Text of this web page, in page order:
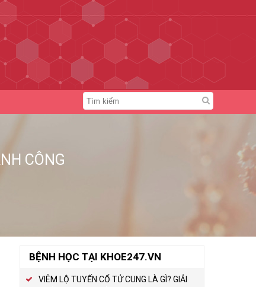
CÔNG
BỆNH HỌC TẠI KHOE247.VN
VIÊM LỘ TUYẾN CỔ TỬ CUNG LÀ GÌ? GIẢI